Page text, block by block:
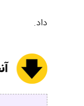
داد.